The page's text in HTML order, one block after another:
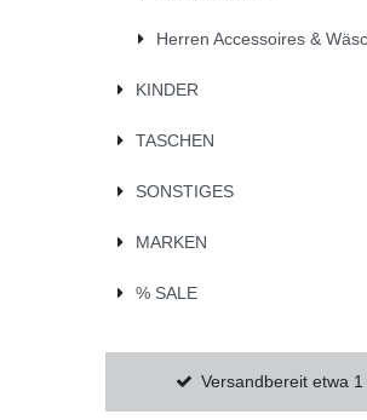
Herren Accessoires &
KINDER
TASCHEN
SONSTIGES
MARKEN
% SALE
Versandbereit etwa